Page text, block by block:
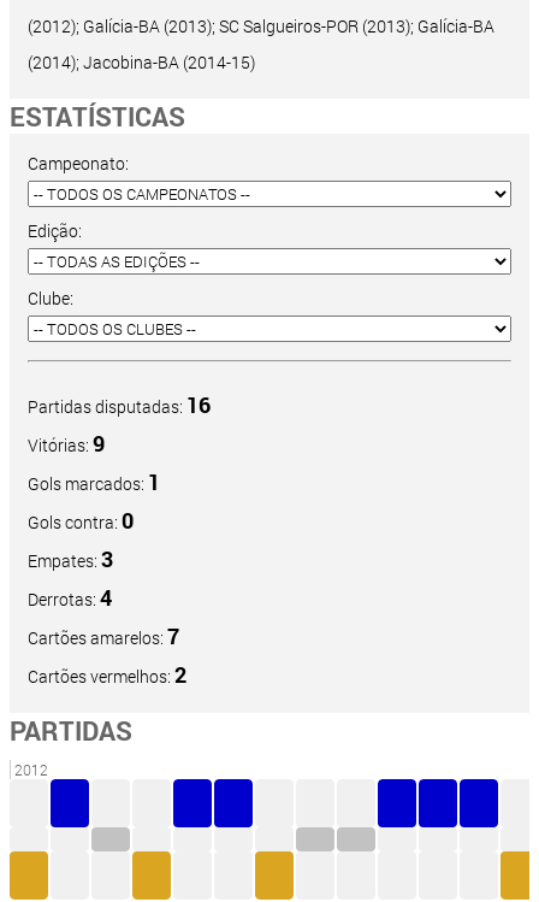
(2012); Galícia-BA (2013); SC Salgueiros-POR (2013); Galícia-BA
(2014); Jacobina-BA (2014-15)
ESTATÍSTICAS
Campeonato:
Edição:
Clube:
Partidas disputadas: 16
Vitórias: 9
Gols marcados: 1
Gols contra: 0
Empates: 3
Derrotas: 4
Cartões amarelos: 7
Cartões vermelhos: 2
PARTIDAS
2012